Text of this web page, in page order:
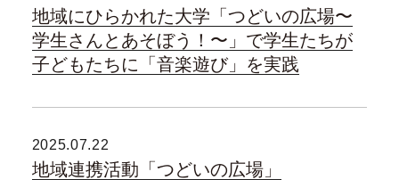
地域にひらかれた大学「つどいの広場〜
学生さんとあそぼう！〜」で学生たちが
子どもたちに「音楽遊び」を実践
2025.07.22
地域連携活動「つどいの広場」